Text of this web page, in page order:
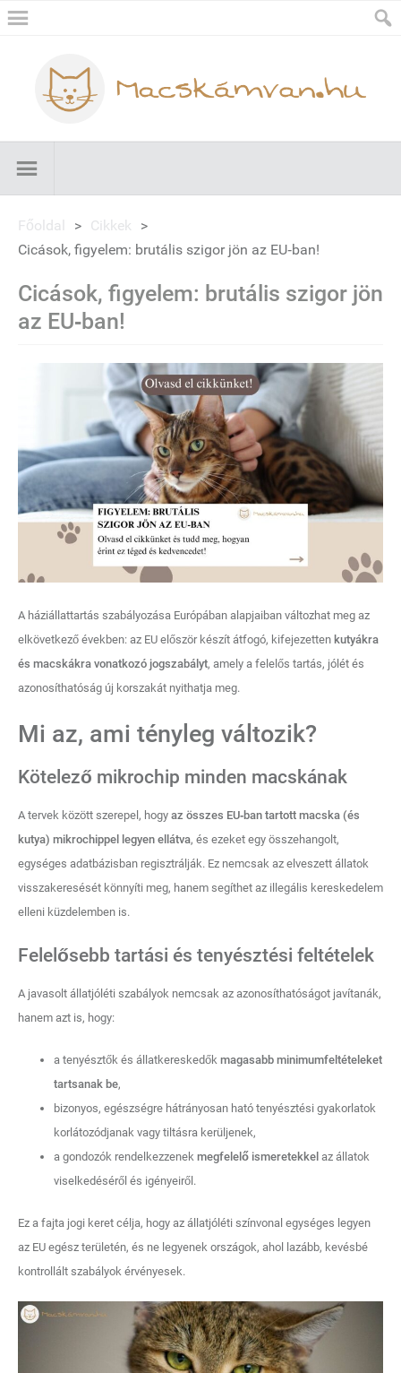
Főoldal > Cikkek
>
Cicások, figyelem: brutális szigor jön az EU‑ban!
Cicások, figyelem: brutális szigor jön
az EU‑ban!
A háziállattartás szabályozása Európában alapjaiban változhat meg az
elkövetkező években: az EU először készít átfogó, kifejezetten kutyákra
és macskákra vonatkozó jogszabályt, amely a felelős tartás, jólét és
azonosíthatóság új korszakát nyithatja meg.
Mi az, ami tényleg változik?
Kötelező mikrochip minden macskának
A tervek között szerepel, hogy az összes EU‑ban tartott macska (és
kutya) mikrochippel legyen ellátva, és ezeket egy összehangolt,
egységes adatbázisban regisztrálják. Ez nemcsak az elveszett állatok
visszakeresését könnyíti meg, hanem segíthet az illegális kereskedelem
elleni küzdelemben is.
Felelősebb tartási és tenyésztési feltételek
A javasolt állatjóléti szabályok nemcsak az azonosíthatóságot javítanák,
hanem azt is, hogy:
a tenyésztők és állatkereskedők magasabb minimumfeltételeket
tartsanak be,
bizonyos, egészségre hátrányosan ható tenyésztési gyakorlatok
korlátozódjanak vagy tiltásra kerüljenek,
a gondozók rendelkezzenek megfelelő ismeretekkel az állatok
viselkedéséről és igényeiről.
Ez a fajta jogi keret célja, hogy az állatjóléti színvonal egységes legyen
az EU egész területén, és ne legyenek országok, ahol lazább, kevésbé
kontrollált szabályok érvényesek.